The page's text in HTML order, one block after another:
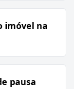
imóvel na
pausa